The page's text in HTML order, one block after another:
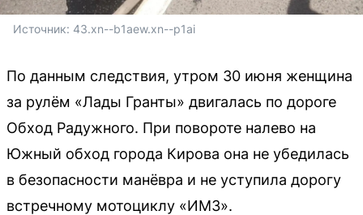
Источник: 43.xn--b1aew.xn--p1ai
По данным следствия, утром 30 июня женщина
за рулём «Лады Гранты» двигалась по дороге
Обход Радужного. При повороте налево на
Южный обход города Кирова она не убедилась
в безопасности манёвра и не уступила дорогу
встречному мотоциклу «ИМЗ».